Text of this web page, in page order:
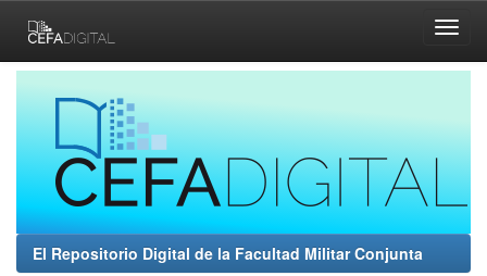
navigation
El Repositorio Digital de la Facultad Militar Conjunta